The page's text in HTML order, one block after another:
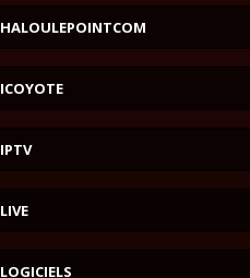
HALOULEPOINTCOM
ICOYOTE
IPTV
LIVE
LOGICIELS